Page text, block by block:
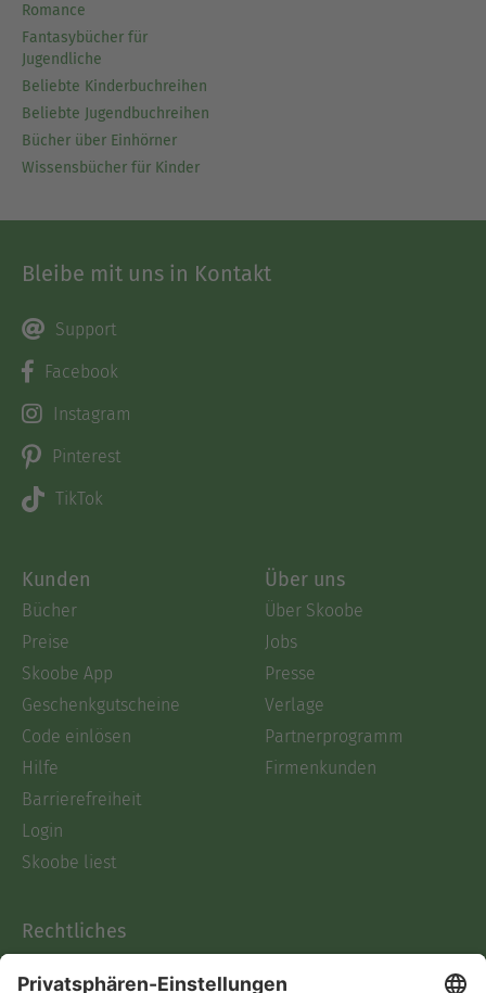
Romance
Fantasybücher für
Jugendliche
Beliebte Kinderbuchreihen
Beliebte Jugendbuchreihen
Bücher über Einhörner
Wissensbücher für Kinder
Bleibe mit uns in Kontakt
Support
Facebook
Instagram
Pinterest
TikTok
Kunden
Bücher
Preise
Skoobe App
Geschenkgutscheine
Code einlösen
Hilfe
Barrierefreiheit
Login
Skoobe liest
Über uns
Über Skoobe
Jobs
Presse
Verlage
Partnerprogramm
Firmenkunden
Rechtliches